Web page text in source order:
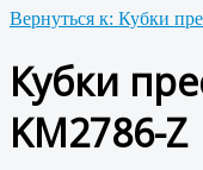
Вернуться к: Кубки
Кубки
KM2786-Z